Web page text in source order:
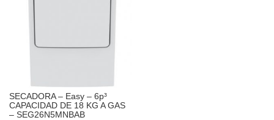
SECADORA – Easy – 6p³
CAPACIDAD DE 18 KG A GAS
– SEG26N5MNBAB